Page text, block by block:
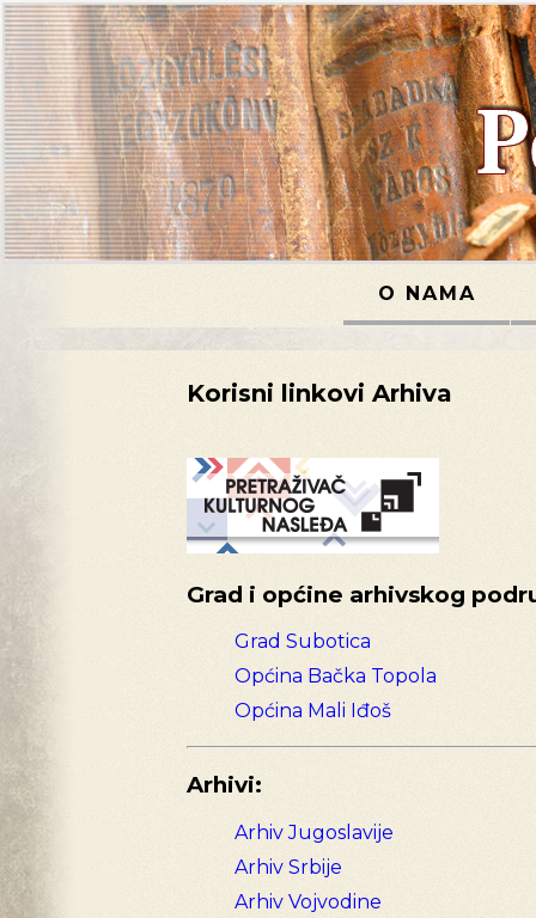
O NAMA
Korisni linkovi Arhiva
Grad i općine arhivskog
Grad Subotica
Općina Bačka Topola
Općina Mali Iđoš
Arhivi:
Arhiv Jugoslavije
Arhiv Srbije
Arhiv Vojvodine